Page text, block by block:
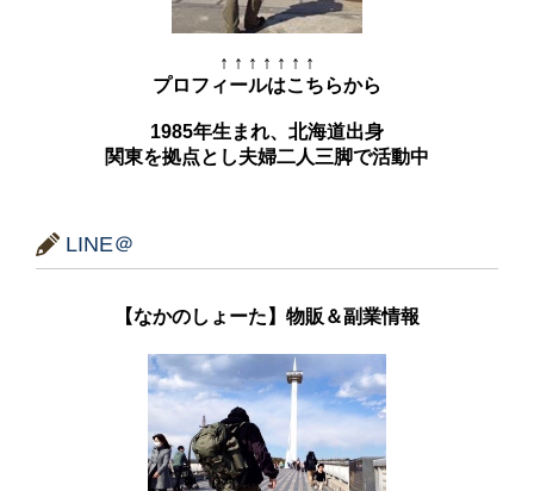
↑ ↑ ↑ ↑ ↑ ↑ ↑
プロフィールはこちらから
1985年生まれ、北海道出身
関東を拠点とし夫婦二人三脚で活動中
LINE＠
【なかのしょーた】物販＆副業情報